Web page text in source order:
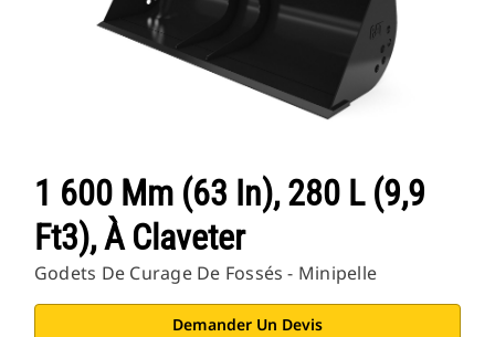
1 600 Mm (63 In), 280 L (9,9
Ft3), À Claveter
Godets De Curage De Fossés - Minipelle
Demander Un Devis